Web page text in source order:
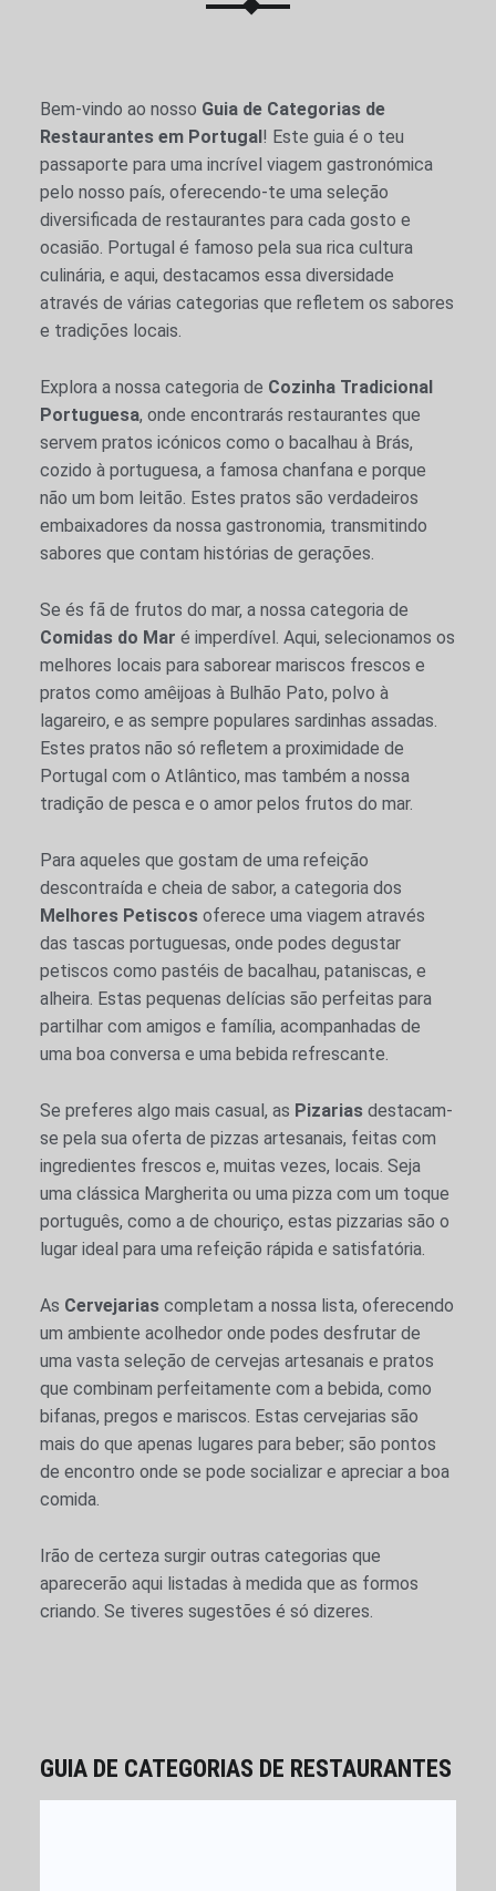
Bem-vindo ao nosso Guia de Categorias de
Restaurantes em Portugal ! Este guia é o teu
passaporte para uma incrível viagem gastronómica
pelo nosso país, oferecendo-te uma seleção
diversificada de restaurantes para cada gosto e
ocasião. Portugal é famoso pela sua rica cultura
culinária, e aqui, destacamos essa diversidade
através de várias categorias que refletem os sabores
e tradições locais.
Explora a nossa categoria de Cozinha Tradicional
Portuguesa, onde encontrarás restaurantes que
servem pratos icónicos como o bacalhau à Brás,
cozido à portuguesa, a famosa chanfana e porque
não um bom leitão. Estes pratos são verdadeiros
embaixadores da nossa gastronomia, transmitindo
sabores que contam histórias de gerações.
Se és fã de frutos do mar, a nossa categoria de
Comidas do Mar é imperdível. Aqui, selecionamos os
melhores locais para saborear mariscos frescos e
pratos como amêijoas à Bulhão Pato, polvo à
lagareiro, e as sempre populares sardinhas assadas.
Estes pratos não só refletem a proximidade de
Portugal com o Atlântico, mas também a nossa
tradição de pesca e o amor pelos frutos do mar.
Para aqueles que gostam de uma refeição
descontraída e cheia de sabor, a categoria dos
Melhores Petiscosoferece uma viagem através
das tascas portuguesas, onde podes degustar
petiscos como pastéis de bacalhau, pataniscas, e
alheira. Estas pequenas delícias são perfeitas para
partilhar com amigos e família, acompanhadas de
uma boa conversa e uma bebida refrescante.
Se preferes algo mais casual, as Pizariasdestacam-
se pela sua oferta de pizzas artesanais, feitas com
ingredientes frescos e, muitas vezes, locais. Seja
uma clássica Margherita ou uma pizza com um toque
português, como a de chouriço, estas pizzarias são o
lugar ideal para uma refeição rápida e satisfatória.
As Cervejariascompletam a nossa lista, oferecendo
um ambiente acolhedor onde podes desfrutar de
uma vasta seleção de cervejas artesanais e pratos
que combinam perfeitamente com a bebida, como
bifanas, pregos e mariscos. Estas cervejarias são
mais do que apenas lugares para beber; são pontos
de encontro onde se pode socializar e apreciar a boa
comida.
Irão de certeza surgir outras categorias que
aparecerão aqui listadas à medida que as formos
criando. Se tiveres sugestões é só dizeres.
GUIA DE CATEGORIAS DE RESTAURANTES